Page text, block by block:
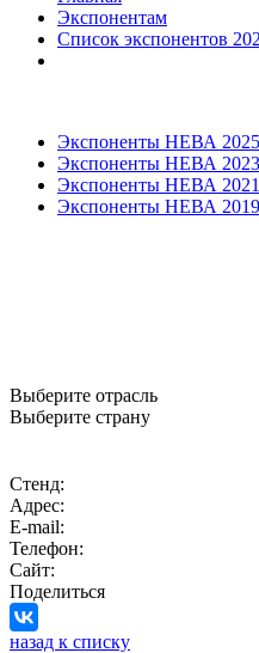
Экспонентам
Список экспонентов
Экспоненты НЕВА
Экспоненты НЕВА
Экспоненты НЕВА
Экспоненты НЕВА
Выберите отрасль
Выберите страну
Стенд:
Адрес:
E-mail:
Телефон:
Сайт:
Поделиться
назад к списку